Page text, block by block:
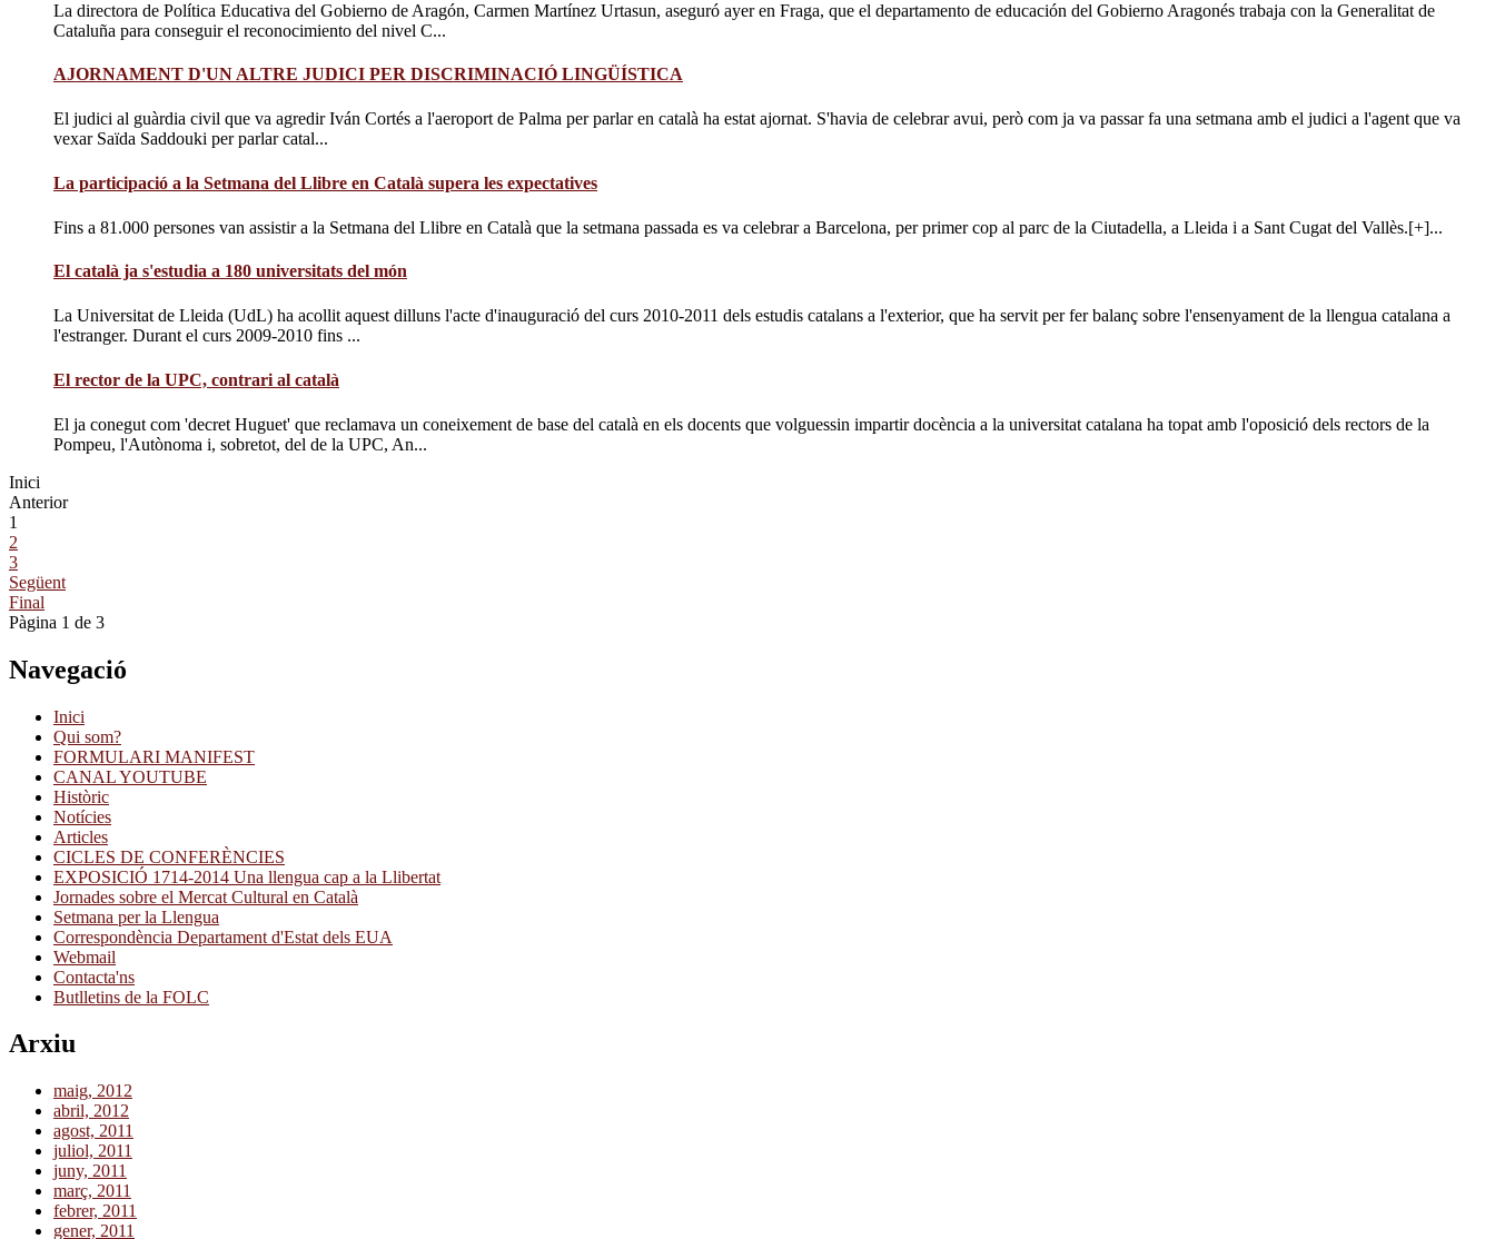
La directora de Política Educativa del Gobierno de Aragón, Carmen Martínez Urtasun, aseguró ayer en Fraga, que el departamento de educación del Gobierno Aragonés trabaja con la Generalitat de
Cataluña para conseguir el reconocimiento del nivel C...
AJORNAMENT D'UN ALTRE JUDICI PER DISCRIMINACIÓ LINGÜÍSTICA
El judici al guàrdia civil que va agredir Iván Cortés a l'aeroport de Palma per parlar en català ha estat ajornat. S'havia de celebrar avui, però com ja va passar fa una setmana amb el judici a l'agent que va
vexar Saïda Saddouki per parlar catal...
La participació a la Setmana del Llibre en Català supera les expectatives
Fins a 81.000 persones van assistir a la Setmana del Llibre en Català que la setmana passada es va celebrar a Barcelona, per primer cop al parc de la Ciutadella, a Lleida i a Sant Cugat del Vallès.[+]...
El català ja s'estudia a 180 universitats del món
La Universitat de Lleida (UdL) ha acollit aquest dilluns l'acte d'inauguració del curs 2010-2011 dels estudis catalans a l'exterior, que ha servit per fer balanç sobre l'ensenyament de la llengua catalana a
l'estranger. Durant el curs 2009-2010 fins ...
El rector de la UPC, contrari al català
El ja conegut com 'decret Huguet' que reclamava un coneixement de base del català en els docents que volguessin impartir docència a la universitat catalana ha topat amb l'oposició dels rectors de la
Pompeu, l'Autònoma i, sobretot, del de la UPC, An...
Inici
Anterior
1
2
3
Següent
Final
Pàgina 1 de 3
Navegació
Inici
Qui som?
FORMULARI MANIFEST
CANAL YOUTUBE
Històric
Notícies
Articles
CICLES DE CONFERÈNCIES
EXPOSICIÓ 1714-2014 Una llengua cap a la Llibertat
Jornades sobre el Mercat Cultural en Català
Setmana per la Llengua
Correspondència Departament d'Estat dels EUA
Webmail
Contacta'ns
Butlletins de la FOLC
Arxiu
maig, 2012
abril, 2012
agost, 2011
juliol, 2011
juny, 2011
març, 2011
febrer, 2011
gener, 2011